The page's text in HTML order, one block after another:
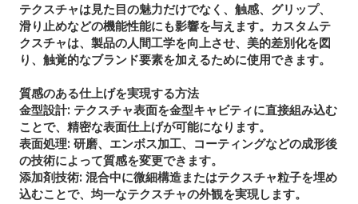
テクスチャは見た目の魅力だけでなく、触感、グリップ、
滑り止めなどの機能性能にも影響を与えます。カスタムテ
クスチャは、製品の人間工学を向上させ、美的差別化を図
り、触覚的なブランド要素を加えるために使用できます。
質感のある仕上げを実現する方法
金型設計: テクスチャ表面を金型キャビティに直接組み込む
ことで、精密な表面仕上げが可能になります。
表面処理: 研磨、エンボス加工、コーティングなどの成形後
の技術によって質感を変更できます。
添加剤技術: 混合中に微細構造またはテクスチャ粒子を埋め
込むことで、均一なテクスチャの外観を実現します。